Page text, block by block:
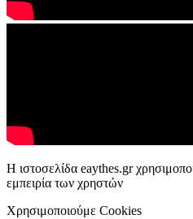
Η ιστοσελίδα eaythes.gr
εμπειρία των χρηστών
Χρησιμοποιούμε Cookies